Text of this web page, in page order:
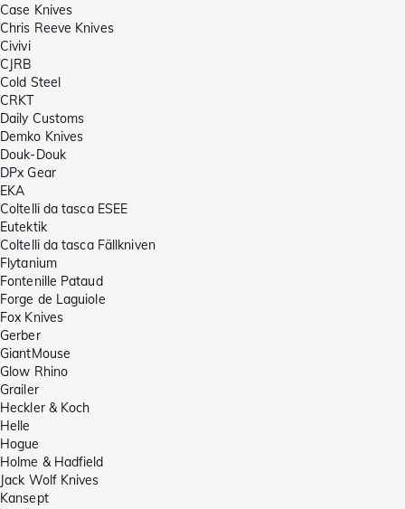
Case Knives
Chris Reeve Knives
Civivi
CJRB
Cold Steel
CRKT
Daily Customs
Demko Knives
Douk-Douk
DPx Gear
EKA
Coltelli da tasca ESEE
Eutektik
Coltelli da tasca Fällkniven
Flytanium
Fontenille Pataud
Forge de Laguiole
Fox Knives
Gerber
GiantMouse
Glow Rhino
Grailer
Heckler & Koch
Helle
Hogue
Holme & Hadfield
Jack Wolf Knives
Kansept